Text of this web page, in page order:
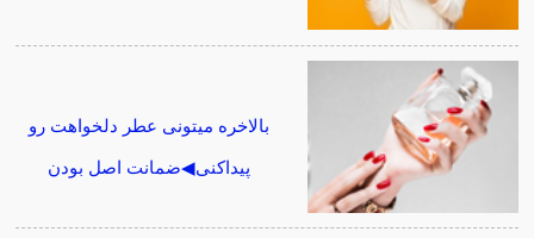
بالاخره میتونی عطر دلخواهت رو
پیداکنی◀ضمانت اصل بودن